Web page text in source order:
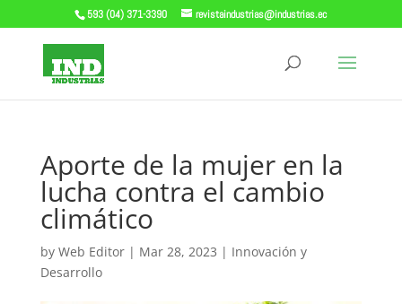
593 (04) 371-3390 revistaindustrias@industrias.ec
Aporte de la mujer en la
lucha contra el cambio
climático
by Web Editor| Mar 28, 2023 | Innovación y
Desarrollo